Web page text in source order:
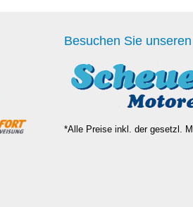
Besuchen Sie
*Alle Preise inkl. der gesetzl.